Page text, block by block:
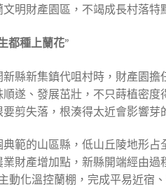
明財產園區，不竭成長村落特
都種上蘭花”
新縣新集鎮代咀村時，財產園
順遂、發展茁壯，不只蒔植密
要剪失落，根湊得太近會影響
典範的山區縣，低山丘陵地形
業財產增加點，新縣開端經由過
動化溫控蘭棚，完成平易近宿